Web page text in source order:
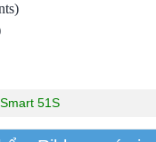
51S